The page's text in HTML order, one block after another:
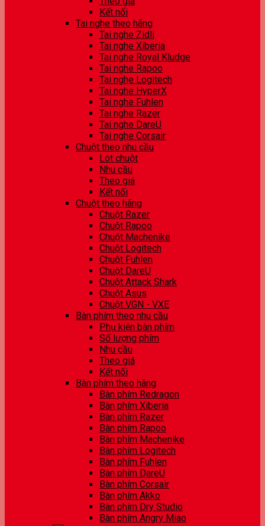
Kết nối
Tai nghe theo hãng
Tai nghe Zidli
Tai nghe Xiberia
Tai nghe Royal Kludge
Tai nghe Rapoo
Tai nghe Logitech
Tai nghe HyperX
Tai nghe Fuhlen
Tai nghe Razer
Tai nghe DareU
Tai nghe Corsair
Chuột theo nhu cầu
Lót chuột
Nhu cầu
Theo giá
Kết nối
Chuột theo hãng
Chuột Razer
Chuột Rapoo
Chuột Machenike
Chuột Logitech
Chuột Fuhlen
Chuột DareU
Chuột Attack Shark
Chuột Asus
Chuột VGN - VXE
Bàn phím theo nhu cầu
Phụ kiện bàn phím
Số lượng phím
Nhu cầu
Theo giá
Kết nối
Bàn phím theo hãng
Bàn phím Redragon
Bàn phím Xiberia
Bàn phím Razer
Bàn phím Rapoo
Bàn phím Machenike
Bàn phím Logitech
Bàn phím Fuhlen
Bàn phím DareU
Bàn phím Corsair
Bàn phím Akko
Bàn phím Dry Studio
Bàn phím Angry Miao